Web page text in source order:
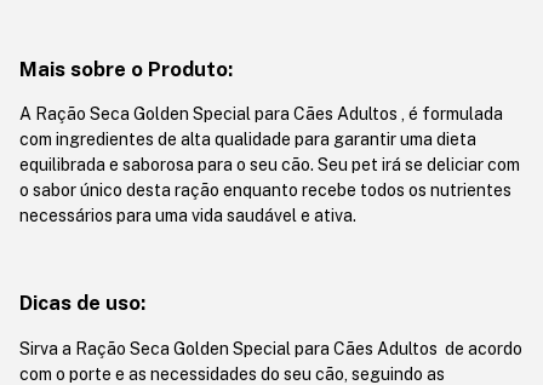
Mais sobre o Produto:
A Ração Seca Golden Special para Cães Adultos , é formulada
com ingredientes de alta qualidade para garantir uma dieta
equilibrada e saborosa para o seu cão. Seu pet irá se deliciar com
o sabor único desta ração enquanto recebe todos os nutrientes
necessários para uma vida saudável e ativa.
Dicas de uso:
Sirva a Ração Seca Golden Special para Cães Adultos de acordo
com o porte e as necessidades do seu cão, seguindo as